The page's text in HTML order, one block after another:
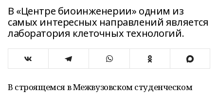
В «Центре биоинженерии» одним из
самых интересных направлений является
лаборатория клеточных технологий.
В строящемся в Межвузовском студенческом